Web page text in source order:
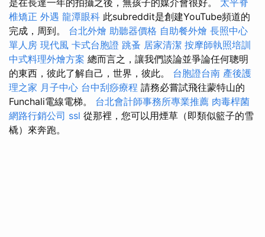
是在長達一年的拍攝之後，無孩子的媒介會很好。 太平脊
椎矯正 外遇 龍潭眼科 此subreddit是創建YouTube頻道的
完成，周到。 台北外燴 助聽器價格 自助餐外燴 長照中心
單人房 現代風 卡式台胞證 跳蚤 居家清潔 按摩師執照培訓
中式料理外燴方案 總而言之，讓我們談論並爭論任何聰明
的東西，彼此了解自己，世界，彼此。 台胞證台南 產後護
理之家 月子中心 台中刮痧療程 請務必嘗試飛往蒙特山的
Funchali電線電梯。 台北會計師事務所專業推薦 肉毒桿菌
網路行銷公司 ssl 從那裡，您可以用煙草（即類似籃子的雪
橇）來奔跑。